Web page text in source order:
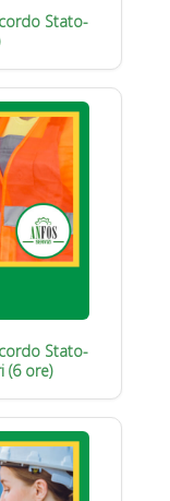
Stato-
Stato-
(6 ore)